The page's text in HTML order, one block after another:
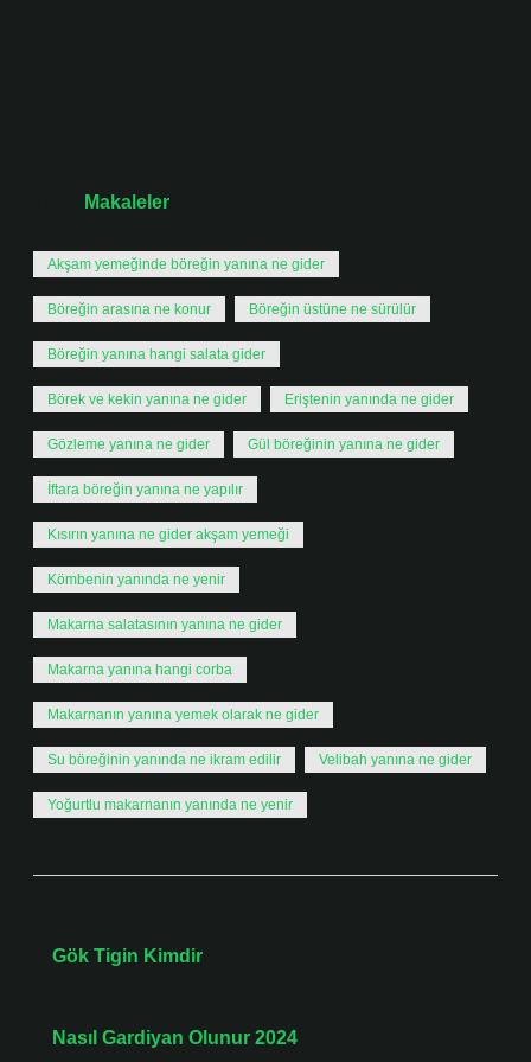
Makaleler
Akşam yemeğinde böreğin yanına ne gider
Böreğin arasına ne konur Böreğin üstüne ne sürülür
Böreğin yanına hangi salata gider
Börek ve kekin yanına ne gider Eriştenin yanında ne gider
Gözleme yanına ne gider Gül böreğinin yanına ne gider
İftara böreğin yanına ne yapılır
Kısırın yanına ne gider akşam yemeği
Kömbenin yanında ne yenir
Makarna salatasının yanına ne gider
Makarna yanına hangi corba
Makarnanın yanına yemek olarak ne gider
Su böreğinin yanında ne ikram edilir Velibah yanına ne gider
Yoğurtlu makarnanın yanında ne yenir
Gök Tigin Kimdir
Nasıl Gardiyan Olunur 2024